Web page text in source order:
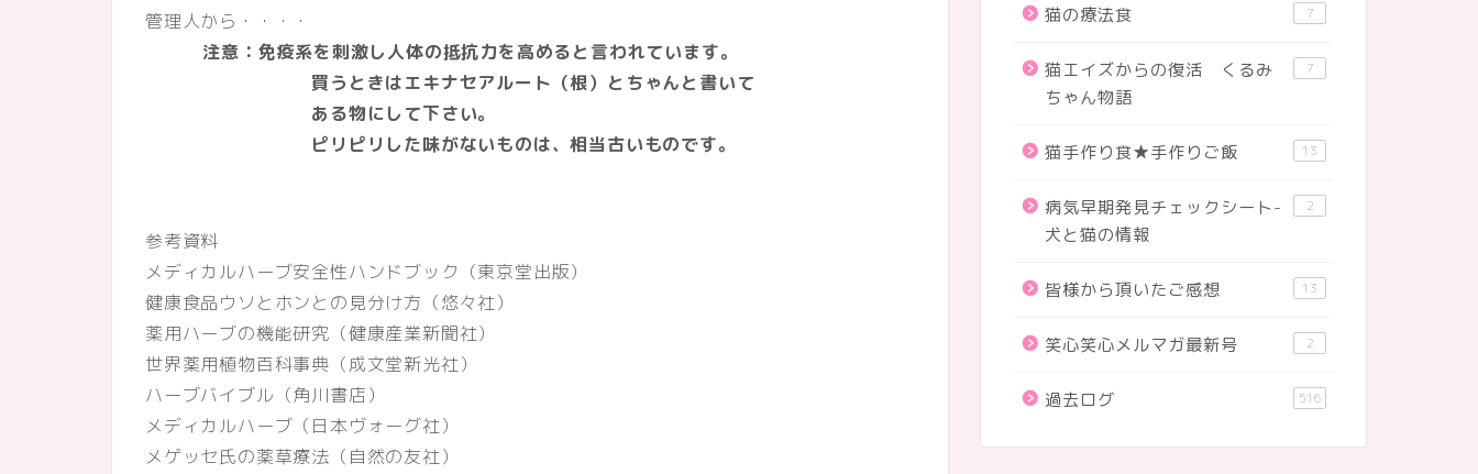
管理人から・・・・
注意：免疫系を刺激し人体の抵抗力を高めると言われています。
買うときはエキナセアルート（根）とちゃんと書いて
ある物にして下さい。
ピリピリした味がないものは、相当古いものです。
参考資料
メディカルハーブ安全性ハンドブック（東京堂出版）
健康食品ウソとホンとの見分け方（悠々社）
薬用ハーブの機能研究（健康産業新聞社）
世界薬用植物百科事典（成文堂新光社）
ハーブバイブル（角川書店）
メディカルハーブ（日本ヴォーグ社）
メゲッセ氏の薬草療法（自然の友社）
猫の療法食 7
猫エイズからの復活 くるみ
ちゃん物語
7
猫手作り食★手作りご飯 13
病気早期発見チェックシート-
犬と猫の情報
2
皆様から頂いたご感想 13
笑心笑心メルマガ最新号 2
過去ログ 516